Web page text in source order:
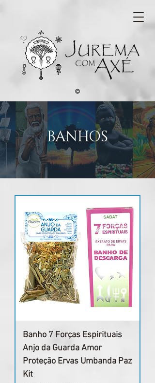
©
BANHOS
Banho 7 Forças Espirituais
Anjo da Guarda Amor
Proteção Ervas Umbanda Paz
Kit